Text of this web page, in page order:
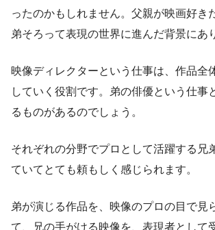
ったのかもしれません。父親が映画好き
弟そろって表現の世界に進んだ背景にあ
映像ディレクターという仕事は、作品全
していく役割です。弟の俳優という仕事
るものがあるのでしょう。
それぞれの分野でプロとして活躍する兄
ていてとても頼もしく感じられます。
弟が演じる作品を、映像のプロの目で見
て、兄の手がける映像を、表現者として